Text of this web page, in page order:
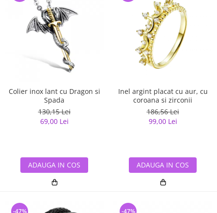
Colier inox lant cu Dragon si
Spada
130,15 Lei
69,00 Lei
ADAUGA IN COS
Inel argint placat cu aur, cu
coroana si zirconii
186,56 Lei
99,00 Lei
ADAUGA IN COS